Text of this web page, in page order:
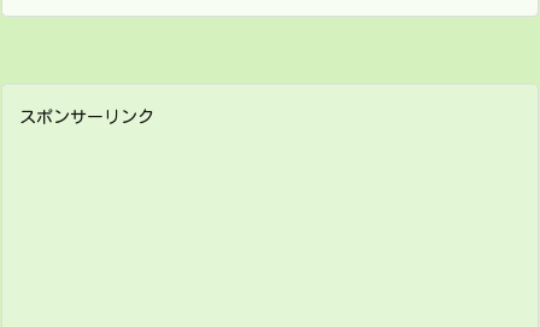
スポンサーリンク